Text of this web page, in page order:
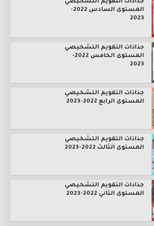
جذاذات التقويم التشخيصي
المستوى السادس 2022-
2023
جذاذات التقويم التشخيصي
المستوى الخامس 2022-
2023
جذاذات التقويم التشخيصي
المستوى الرابع 2022-2023
جذاذات التقويم التشخيصي
المستوى الثالث 2022-2023
جذاذات التقويم التشخيصي
المستوى الثاني 2022-2023